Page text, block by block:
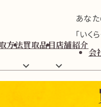
あなた
「いく
方法買取品目店舗紹介
会